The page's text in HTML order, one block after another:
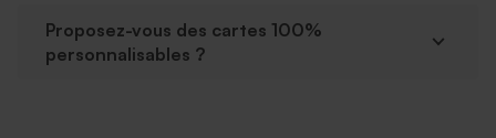
Proposez-vous des cartes 100%
personnalisables ?